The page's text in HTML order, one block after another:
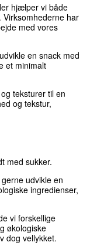
hjælper vi både
har
med vores
en snack med
et minimalt
teksturer til en
og tekstur,
med sukker.
udvikle en
ingredienser,
vi forskellige
økologiske
dog vellykket.